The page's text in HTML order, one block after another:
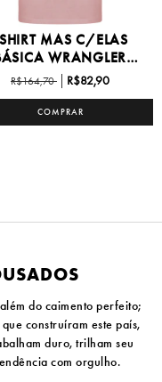
MAS C/ELAS
WRANGLER
P/XG1...
R$164,70 R$82,90
COMPRAR
do caimento perfeito;
construíram este país,
duro, trilham seu
com orgulho.